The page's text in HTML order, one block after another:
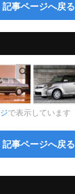
記事ページへ戻る
で表示しています
記事ページへ戻る